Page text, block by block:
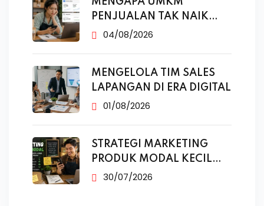
PENJUALAN TAK NAIK
MESKI SUDAH
04/08/2026
MENGELOLA TIM SALES
LAPANGAN DI ERA DIGITAL
01/08/2026
STRATEGI MARKETING
PRODUK MODAL KECIL
TANPA IKLAN
30/07/2026